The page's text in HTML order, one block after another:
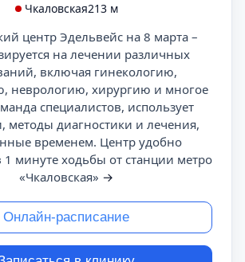
Чкаловская213 м
центр Эдельвейс на 8 марта –
на лечении различных
включая гинекологию,
неврологию, хирургию и многое
специалистов, использует
методы диагностики и лечения,
временем. Центр удобно
1 минуте ходьбы от станции метро
«Чкаловская» →
Онлайн-расписание